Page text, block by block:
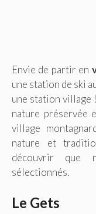
Envie de partir en
une station de ski
une station village
nature préservée
village
nature et
découvrir que
sélectionnés.
Le Gets